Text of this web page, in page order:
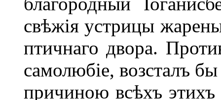
свѣжія устрицы
птичнаго двора.
самолюбіе, возсталъ
причиною всѣхъ